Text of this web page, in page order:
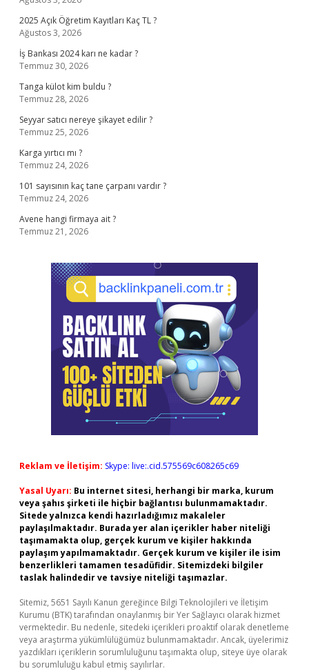
2025 Açık Öğretim Kayıtları Kaç TL ?
Ağustos 3, 2026
İş Bankası 2024 karı ne kadar ?
Temmuz 30, 2026
Tanga külot kim buldu ?
Temmuz 28, 2026
Seyyar satıcı nereye şikayet edilir ?
Temmuz 25, 2026
Karga yırtıcı mı ?
Temmuz 24, 2026
101 sayısının kaç tane çarpanı vardır ?
Temmuz 24, 2026
Avene hangi firmaya ait ?
Temmuz 21, 2026
Reklam ve İletişim: Skype: live:.cid.575569c608265c69
Yasal Uyarı: Bu internet sitesi, herhangi bir marka, kurum
veya şahıs şirketi ile hiçbir bağlantısı bulunmamaktadır.
Sitede yalnızca kendi hazırladığımız makaleler
paylaşılmaktadır. Burada yer alan içerikler haber niteliği
taşımamakta olup, gerçek kurum ve kişiler hakkında
paylaşım yapılmamaktadır. Gerçek kurum ve kişiler ile isim
benzerlikleri tamamen tesadüfidir. Sitemizdeki bilgiler
taslak halindedir ve tavsiye niteliği taşımazlar.
Sitemiz, 5651 Sayılı Kanun gereğince Bilgi Teknolojileri ve İletişim
Kurumu (BTK) tarafından onaylanmış bir Yer Sağlayıcı olarak hizmet
vermektedir. Bu nedenle, sitedeki içerikleri proaktif olarak denetleme
veya araştırma yükümlülüğümüz bulunmamaktadır. Ancak, üyelerimiz
yazdıkları içeriklerin sorumluluğunu taşımakta olup, siteye üye olarak
bu sorumluluğu kabul etmiş sayılırlar.